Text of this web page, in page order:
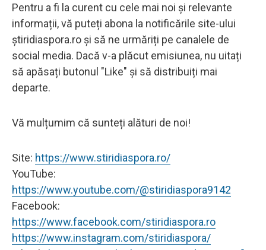
Pentru a fi la curent cu cele mai noi și relevante
informații, vă puteți abona la notificările site-ului
știridiaspora.ro și să ne urmăriți pe canalele de
social media. Dacă v-a plăcut emisiunea, nu uitați
să apăsați butonul "Like" și să distribuiți mai
departe.
Vă mulțumim că sunteți alături de noi!
Site: https://www.stiridiaspora.ro/
YouTube:
https://www.youtube.com/@stiridiaspora9142
Facebook:
https://www.facebook.com/stiridiaspora.ro
https://www.instagram.com/stiridiaspora/